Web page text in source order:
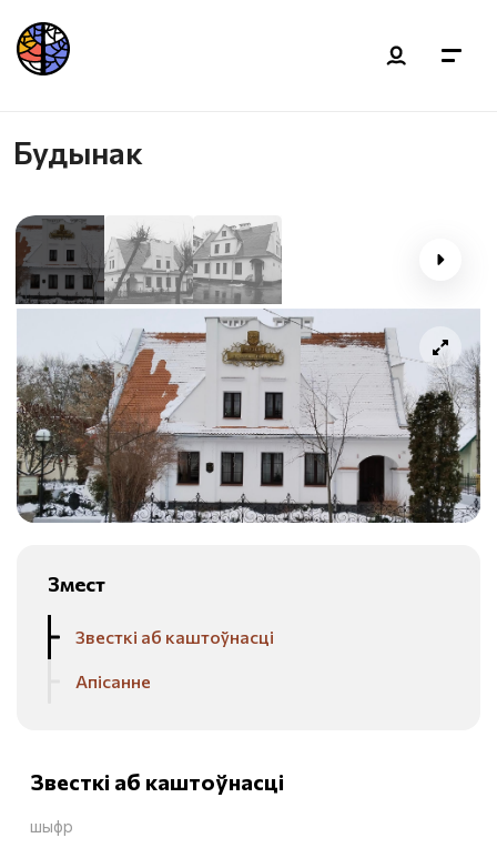
Будынак
Змест
Звесткі аб каштоўнасці
Апісанне
Звесткі аб каштоўнасці
шыфр